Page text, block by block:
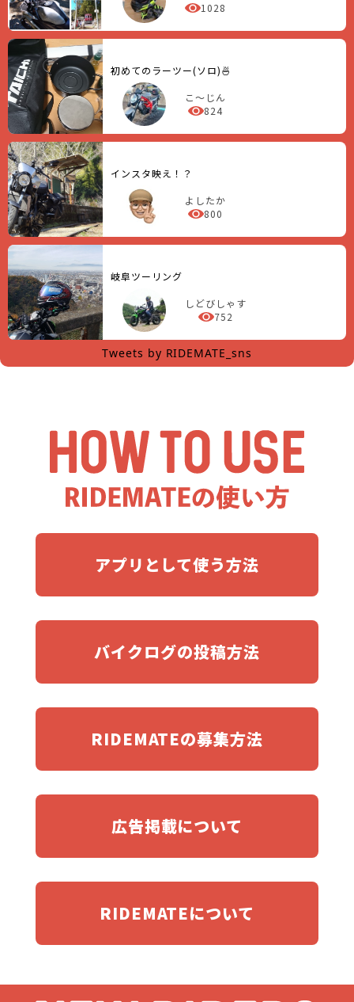
1028
初めてのラーツー(ソロ)🍜
こ～じん
824
インスタ映え！？
よしたか
800
岐阜ツーリング
しどびしゃす
752
Tweets by RIDEMATE_sns
アプリとして使う方法
バイクログの投稿方法
RIDEMATEの募集方法
広告掲載について
RIDEMATEについて